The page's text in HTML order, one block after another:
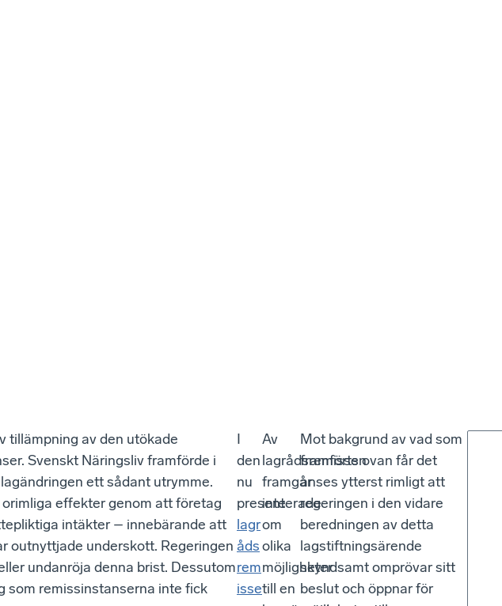
tillämpning av den utökade
Svenskt Näringsliv framförde i
ett sådant utrymme.
effekter genom att företag
intäkter – innebärande att
out­nyttjade underskott. Regeringen
undanröja denna brist. Dessutom
som remissinstanserna inte fick
I
den
nu
presenterade
lagr
åds
rem
isse
Av
lagrådsremissen
framgår
inte
om
olika
möjligheter
till en
Mot bakgrund av vad som
framförts ovan får det
anses ytterst rimligt att
regeringen i den vidare
beredningen av detta
lagstiftningsärende
skyndsamt omprövar sitt
beslut och öppnar för